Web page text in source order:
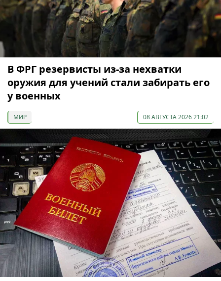
В ФРГ резервисты из-за нехватки
оружия для учений стали забирать его
у военных
МИР 08 АВГУСТА 2026 21:02